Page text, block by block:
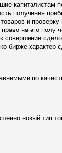
капиталистам
получения
и проверку
на его полу
совершение
бирже характер
по
новый тип